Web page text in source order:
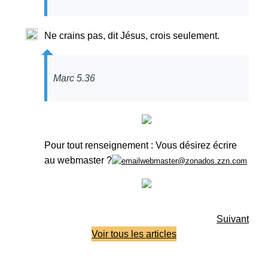
Ne crains pas, dit Jésus, crois seulement.
Marc 5.36
Pour tout renseignement : Vous désirez écrire
au webmaster ?
webmaster@zonados.zzn.com
Suivant
Voir tous les articles